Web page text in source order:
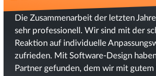
Die Zusammenarbeit der letzten
sehr professionell. Wir sind mit der
Reaktion auf individuelle
zufrieden. Mit Software-Design
Partner gefunden, dem wir mit gutem